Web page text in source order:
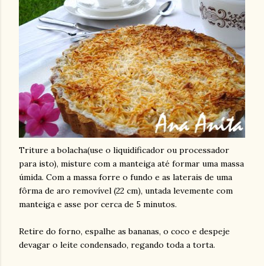
Triture a bolacha(use o liquidificador ou processador
para isto), misture com a manteiga até formar uma massa
úmida. Com a massa forre o fundo e as laterais de uma
fôrma de aro removível (22 cm), untada levemente com
manteiga e asse por cerca de 5 minutos.
Retire do forno, espalhe as bananas, o coco e despeje
devagar o leite condensado, regando toda a torta.